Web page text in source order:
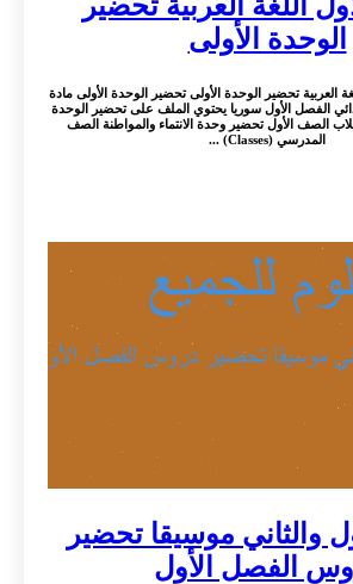
اللغة العربية تحضير
الوحدة الأولى
العربية تحضير الوحدة الأولى تحضير الوحدة الأولى مادة
الفصل الأول سوريا يحتوي الملف على تحضير الوحدة
الصف الأول تحضير وحدة الانتماء والمواطنة الصف
المدرسي (Classes) ...
والثاني موسيقا تحضير
الفصل الأول